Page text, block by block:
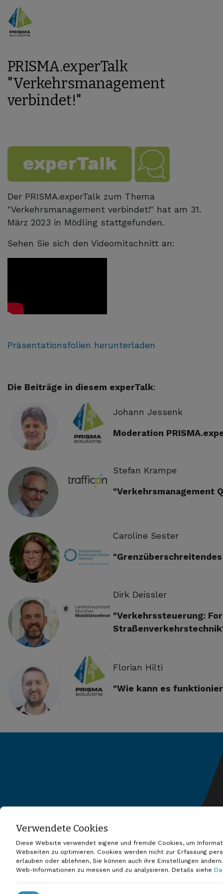
PRISMA.experTalk
"Verkehrsmanagement
verbindet!"
Der PRISMA.experTalk zum Thema
"Verkehrsmanagement verbindet!" hat am 31.
März 2023 in Mödling stattgefunden.
Sehen Sie sich den Videomitschnitt an:
Präsentationsfolien herunterladen
Die Beiträge in diesem experTalk:
Johann Jessenk
Moderation
Stefan Krampe
"Verkehrsmanagement
Caroline Sester
Dirk Deissler
"Verkehrssteuerung:
Florian Hilti
"Wie kann es
Impressum Datenschutzerklärung AGB
Verwendete Cookies
Diese Website verwendet eigene und fremde Cookies, um
Webseiten zu optimieren. Cookies werden nicht zur Erfassung
erlauben oder ablehnen, Sie können auch ihre Einstellungen
Web-Informationen zu messen und zu analysieren. Details siehe